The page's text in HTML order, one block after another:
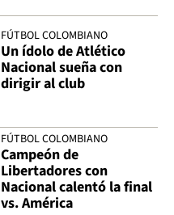
FÚTBOL COLOMBIANO
Un ídolo de Atlético
Nacional sueña con
dirigir al club
FÚTBOL COLOMBIANO
Campeón de
Libertadores con
Nacional calentó la final
vs. América